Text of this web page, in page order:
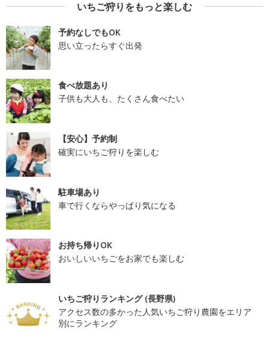
いちご狩りをもっと楽しむ
予約なしでもOK
思い立ったらすぐ出発
食べ放題あり
子供も大人も、たくさん食べたい
【安心】予約制
確実にいちご狩りを楽しむ
駐車場あり
車で行くならやっぱり気になる
お持ち帰りOK
おいしいいちごをお家でも楽しむ
いちご狩りランキング (長野県)
アクセス数の多かった人気いちご狩り農園をエリア
別にランキング